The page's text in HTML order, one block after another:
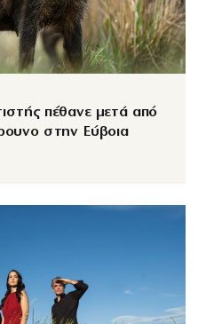
πέθανε μετά από
στην Εύβοια